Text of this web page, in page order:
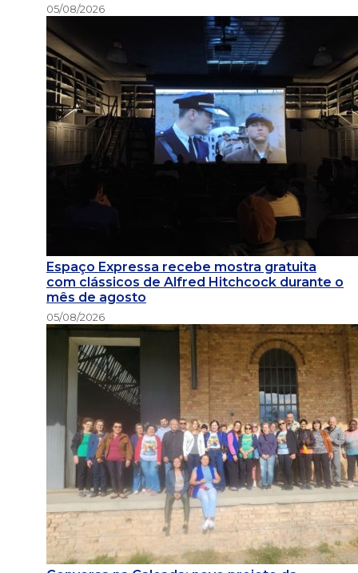
05/08/2026
Espaço Expressa recebe mostra gratuita
com clássicos de Alfred Hitchcock durante o
mês de agosto
05/08/2026